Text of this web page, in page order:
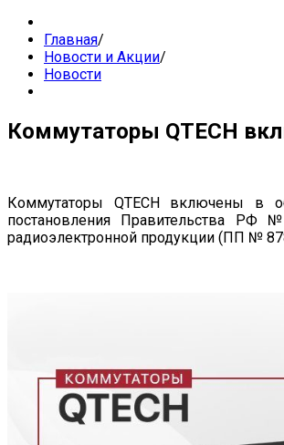
Главная/
Новости и Акции/
Новости
Коммутаторы QTECH
Коммутаторы QTECH включены в
постановления Правительства РФ
радиоэлектронной продукции (ПП №